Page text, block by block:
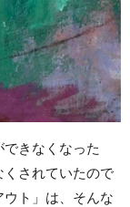
きなくなった
くされていたので
ト」は、そんな